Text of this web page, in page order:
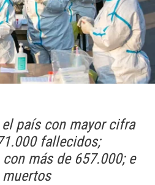
país con mayor cifra
fallecidos;
más de 657.000; e